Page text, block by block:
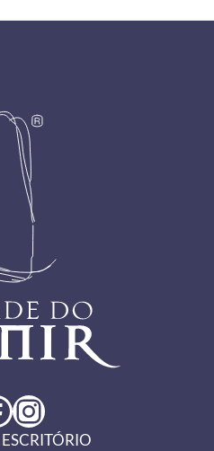
Instagram